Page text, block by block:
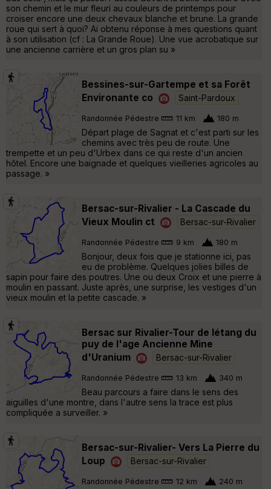
son chemin et le mur fleuri au couleurs de printemps pour
croiser encore une deux chevaux blanche et brune. La grande
roue qui sert à quoi? Ai obtenu réponse à mes questions quant
à son utilisation (cf : La Grande Roue). Une vue acrobatique sur
une ancienne carrière et un gros plan su »
Bessines-sur-Gartempe et sa Forêt
Environante co
Saint-Pardoux
Randonnée Pédestre 11 km 180 m
Départ plage de Sagnat et c'est parti sur les
chemins avec très peu de route. Une
trempette et un peu d'Urbex dans ce qui reste d'un ancien
hôtel. Encore une baignade et quelques vieilleries agricoles au
passage. »
Bersac-sur-Rivalier - La Cascade du
Vieux Moulin ct
Bersac-sur-Rivalier
Randonnée Pédestre 9 km 180 m
Bonjour, deux fois que je stationne ici, pas
eu de problème. Quelques jolies billes de
sapin pour faire des poutres. Une ou deux Croix et une pierre à
moulin en passant. Juste après, une surprise, les vestiges d'un
vieux moulin et la petite cascade. »
Bersac sur Rivalier-Tour de létang du
puy de l'age Ancienne Mine
d'Uranium
Bersac-sur-Rivalier
Randonnée Pédestre 13 km 340 m
Beau parcours a faire dans le sens des
aiguilles d'une montre, dans l'autre sens la trace est plus
compliquée a surveiller. »
Bersac-sur-Rivalier- Vers La Pierre du
Loup
Bersac-sur-Rivalier
Randonnée Pédestre 12 km 240 m